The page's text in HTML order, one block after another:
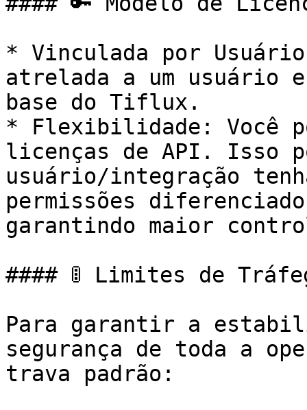
* Vinculada por
atrelada a um usuário
base do Tiflux.
* Flexibilidade: Você
licenças de API. Isso
usuário/integração
permissões
garantindo maior
#### 🚦 Limites de
Para garantir a
segurança de toda a
trava padrão: